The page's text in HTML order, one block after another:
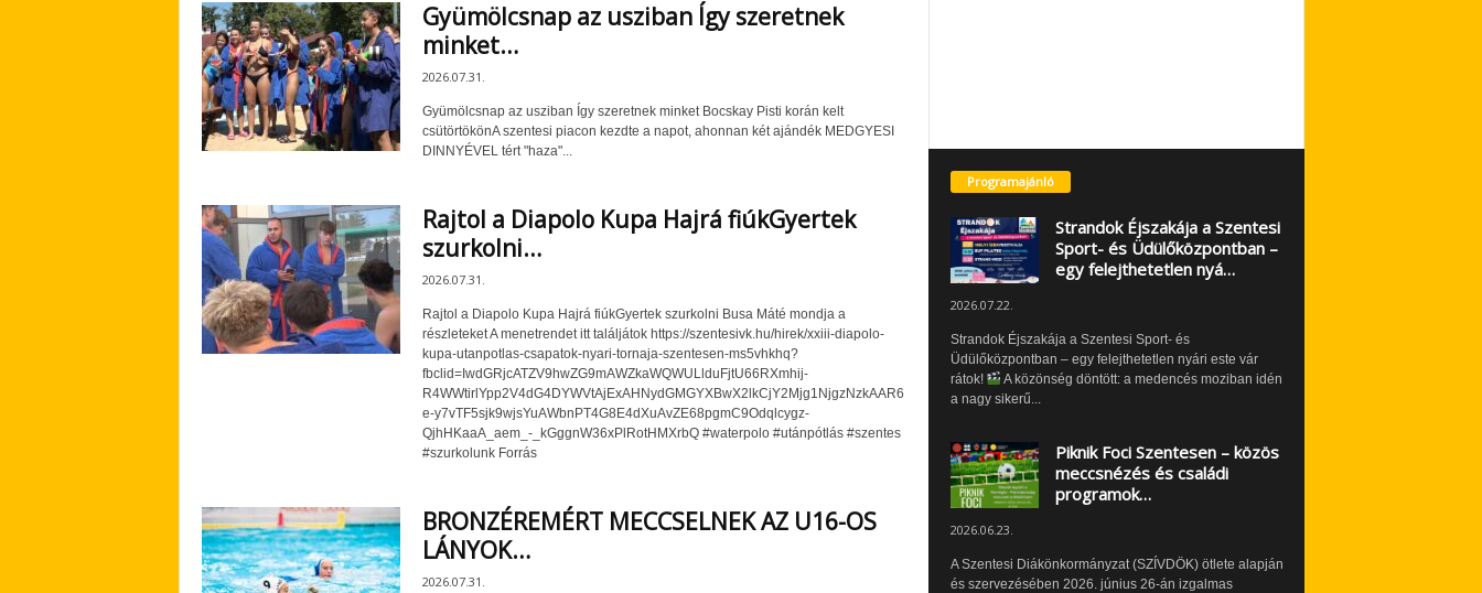
Gyümölcsnap az usziban Így szeretnek
minket…
2026.07.31.
Gyümölcsnap az usziban Így szeretnek minket Bocskay Pisti korán kelt
csütörtökönA szentesi piacon kezdte a napot, ahonnan két ajándék MEDGYESI
DINNYÉVEL tért "haza"...
Rajtol a Diapolo Kupa Hajrá fiúkGyertek
szurkolni…
2026.07.31.
Rajtol a Diapolo Kupa Hajrá fiúkGyertek szurkolni Busa Máté mondja a
részleteket A menetrendet itt találjátok https://szentesivk.hu/hirek/xxiii-diapolo-
kupa-utanpotlas-csapatok-nyari-tornaja-szentesen-ms5vhkhq?
fbclid=IwdGRjcATZV9hwZG9mAWZkaWQWULlduFjtU66RXmhij-
R4WWtirlYpp2V4dG4DYWVtAjExAHNydGMGYXBwX2lkCjY2Mjg1NjgzNzkAAR6
e-y7vTF5sjk9wjsYuAWbnPT4G8E4dXuAvZE68pgmC9Odqlcygz-
QjhHKaaA_aem_-_kGggnW36xPlRotHMXrbQ #waterpolo #utánpótlás #szentes
#szurkolunk Forrás
BRONZÉREMÉRT MECCSELNEK AZ U16-OS
LÁNYOK…
2026.07.31.
Programajánló
Strandok Éjszakája a Szentesi
Sport- és Üdülőközpontban –
egy felejthetetlen nyá…
2026.07.22.
Strandok Éjszakája a Szentesi Sport- és
Üdülőközpontban – egy felejthetetlen nyári este vár
rátok!
A közönség döntött: a medencés moziban idén
a nagy sikerű...
Piknik Foci Szentesen – közös
meccsnézés és családi
programok…
2026.06.23.
A Szentesi Diákönkormányzat (SZÍVDÖK) ötlete alapján
és szervezésében 2026. június 26-án izgalmas